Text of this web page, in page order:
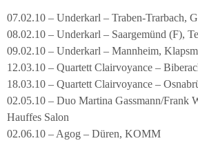
07.02.10 – Underkarl – Traben-Trarbach,
08.02.10 – Underkarl – Saargemünd (F),
09.02.10 – Underkarl – Mannheim,
12.03.10 – Quartett Clairvoyance –
18.03.10 – Quartett Clairvoyance –
02.05.10 – Duo Martina Gassmann/Frank
Hauffes Salon
02.06.10 – Agog – Düren, KOMM